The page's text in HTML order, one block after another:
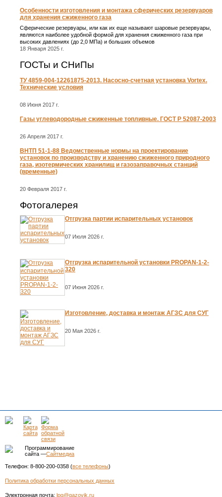
Особенности изготовления и монтажа сферических резервуаров
для хранения сжиженного газа
Сферические резервуары, или как их еще называют шаровые резервуары,
являются наиболее удобной формой для хранения сжиженного газа при
высоких давлениях (до 2,0 МПа) и больших объемов
18 Января 2025 г.
ГОСТы и СНиПы
ТУ 4859-004-12261875-2013. Насосно-счетная установка Vortex.
Технические условия
08 Июня 2017 г.
Газы углеводородные сжиженные топливные. ГОСТ Р 52087-2003
26 Апреля 2017 г.
ВНТП 51-1-88 Ведомственные нормы на проектирование
установок по производству и хранению сжиженного природного
газа, изотермических хранилищ и газозаправочных станций
(временные)
20 Февраля 2017 г.
Фотогалерея
Отгрузка партии испарительных установок
07 Июля 2026 г.
Отгрузка испарительной установки PROPAN-1-2-
320
07 Июня 2026 г.
Изготовление, доставка и монтаж АГЗС для СУГ
20 Мая 2026 г.
Программирование
сайта —Сайтмедиа
Телефон: 8-800-200-0358 (все телефоны)
Политика обработки персональных данных
Электронная почта: lpg@gazovik.ru